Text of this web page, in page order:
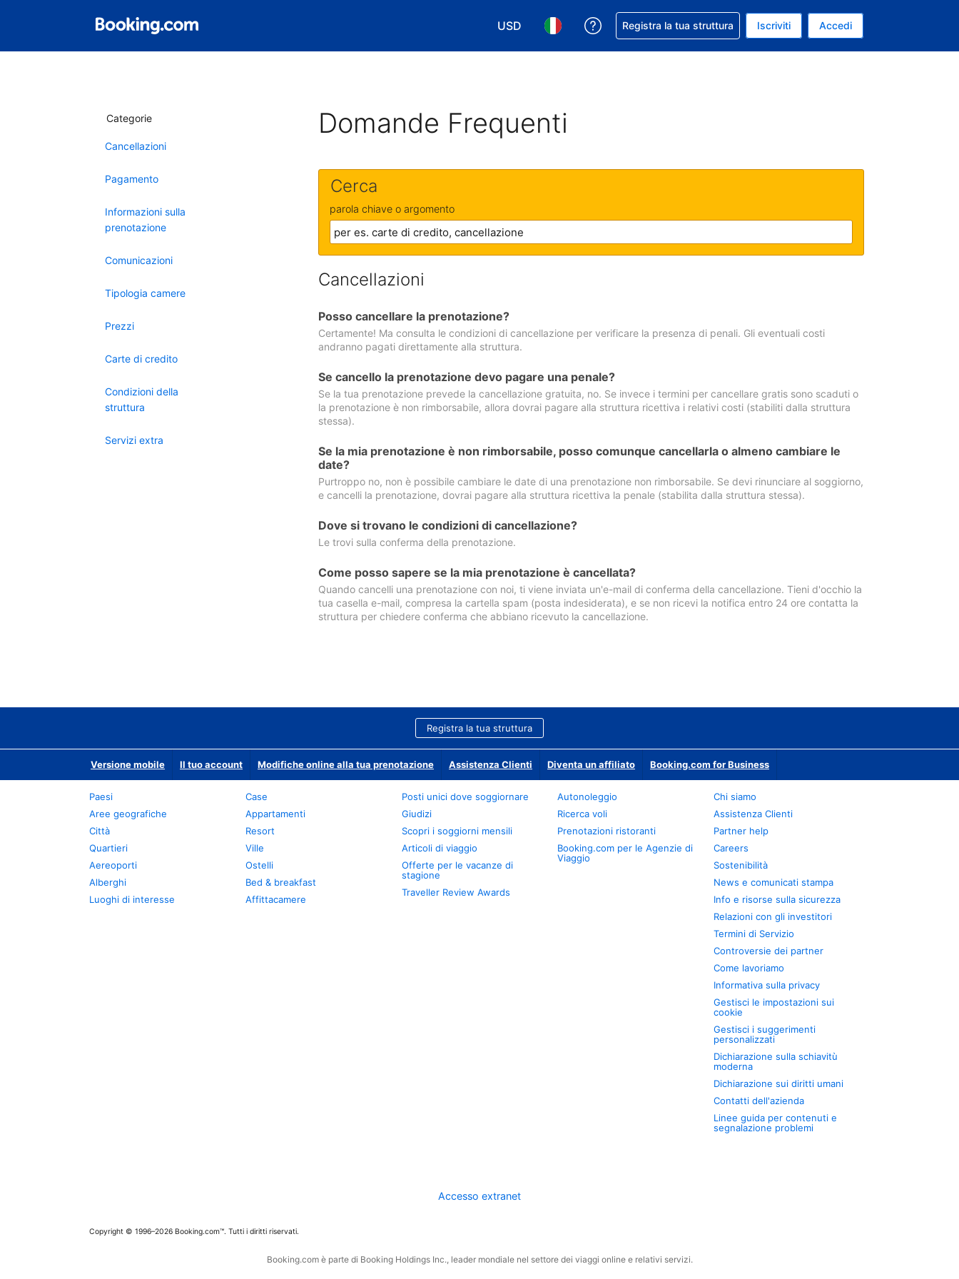
USD
Scegli la tua valuta. Valuta attuale: Dollaro statunitense
Scegli la tua lingua. Lingua attuale: Italiano
Ricevi aiuto con la prenotazione
Registra la tua struttura Iscriviti Accedi
Categorie
Cancellazioni
Pagamento
Informazioni sulla
prenotazione
Comunicazioni
Tipologia camere
Prezzi
Carte di credito
Condizioni della
struttura
Servizi extra
Domande Frequenti
Cerca
parola chiave o argomento
Cancellazioni
Posso cancellare la prenotazione?
Certamente! Ma consulta le condizioni di cancellazione per verificare la presenza di penali. Gli eventuali costi
andranno pagati direttamente alla struttura.
Se cancello la prenotazione devo pagare una penale?
Se la tua prenotazione prevede la cancellazione gratuita, no. Se invece i termini per cancellare gratis sono scaduti o
la prenotazione è non rimborsabile, allora dovrai pagare alla struttura ricettiva i relativi costi (stabiliti dalla struttura
stessa).
Se la mia prenotazione è non rimborsabile, posso comunque cancellarla o almeno cambiare le
date?
Purtroppo no, non è possibile cambiare le date di una prenotazione non rimborsabile. Se devi rinunciare al soggiorno,
e cancelli la prenotazione, dovrai pagare alla struttura ricettiva la penale (stabilita dalla struttura stessa).
Dove si trovano le condizioni di cancellazione?
Le trovi sulla conferma della prenotazione.
Come posso sapere se la mia prenotazione è cancellata?
Quando cancelli una prenotazione con noi, ti viene inviata un'e-mail di conferma della cancellazione. Tieni d'occhio la
tua casella e-mail, compresa la cartella spam (posta indesiderata), e se non ricevi la notifica entro 24 ore contatta la
struttura per chiedere conferma che abbiano ricevuto la cancellazione.
Registra la tua struttura
Versione mobile Il tuo account Modifiche online alla tua prenotazione Assistenza Clienti Diventa un affiliato Booking.com for Business
Paesi
Aree geografiche
Città
Quartieri
Aereoporti
Alberghi
Luoghi di interesse
Case
Appartamenti
Resort
Ville
Ostelli
Bed & breakfast
Affittacamere
Posti unici dove soggiornare
Giudizi
Scopri i soggiorni mensili
Articoli di viaggio
Offerte per le vacanze di
stagione
Traveller Review Awards
Autonoleggio
Ricerca voli
Prenotazioni ristoranti
Booking.com per le Agenzie di
Viaggio
Chi siamo
Assistenza Clienti
Partner help
Careers
Sostenibilità
News e comunicati stampa
Info e risorse sulla sicurezza
Relazioni con gli investitori
Termini di Servizio
Controversie dei partner
Come lavoriamo
Informativa sulla privacy
Gestisci le impostazioni sui
cookie
Gestisci i suggerimenti
personalizzati
Dichiarazione sulla schiavitù
moderna
Dichiarazione sui diritti umani
Contatti dell'azienda
Linee guida per contenuti e
segnalazione problemi
Accesso extranet
Copyright © 1996–2026 Booking.com™. Tutti i diritti riservati.
Booking.com è parte di Booking Holdings Inc., leader mondiale nel settore dei viaggi online e relativi servizi.